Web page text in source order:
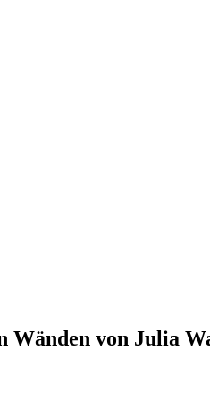
Wänden von Julia